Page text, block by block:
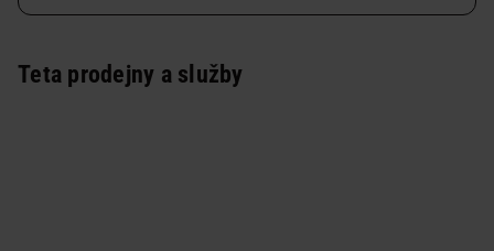
Teta prodejny a služby